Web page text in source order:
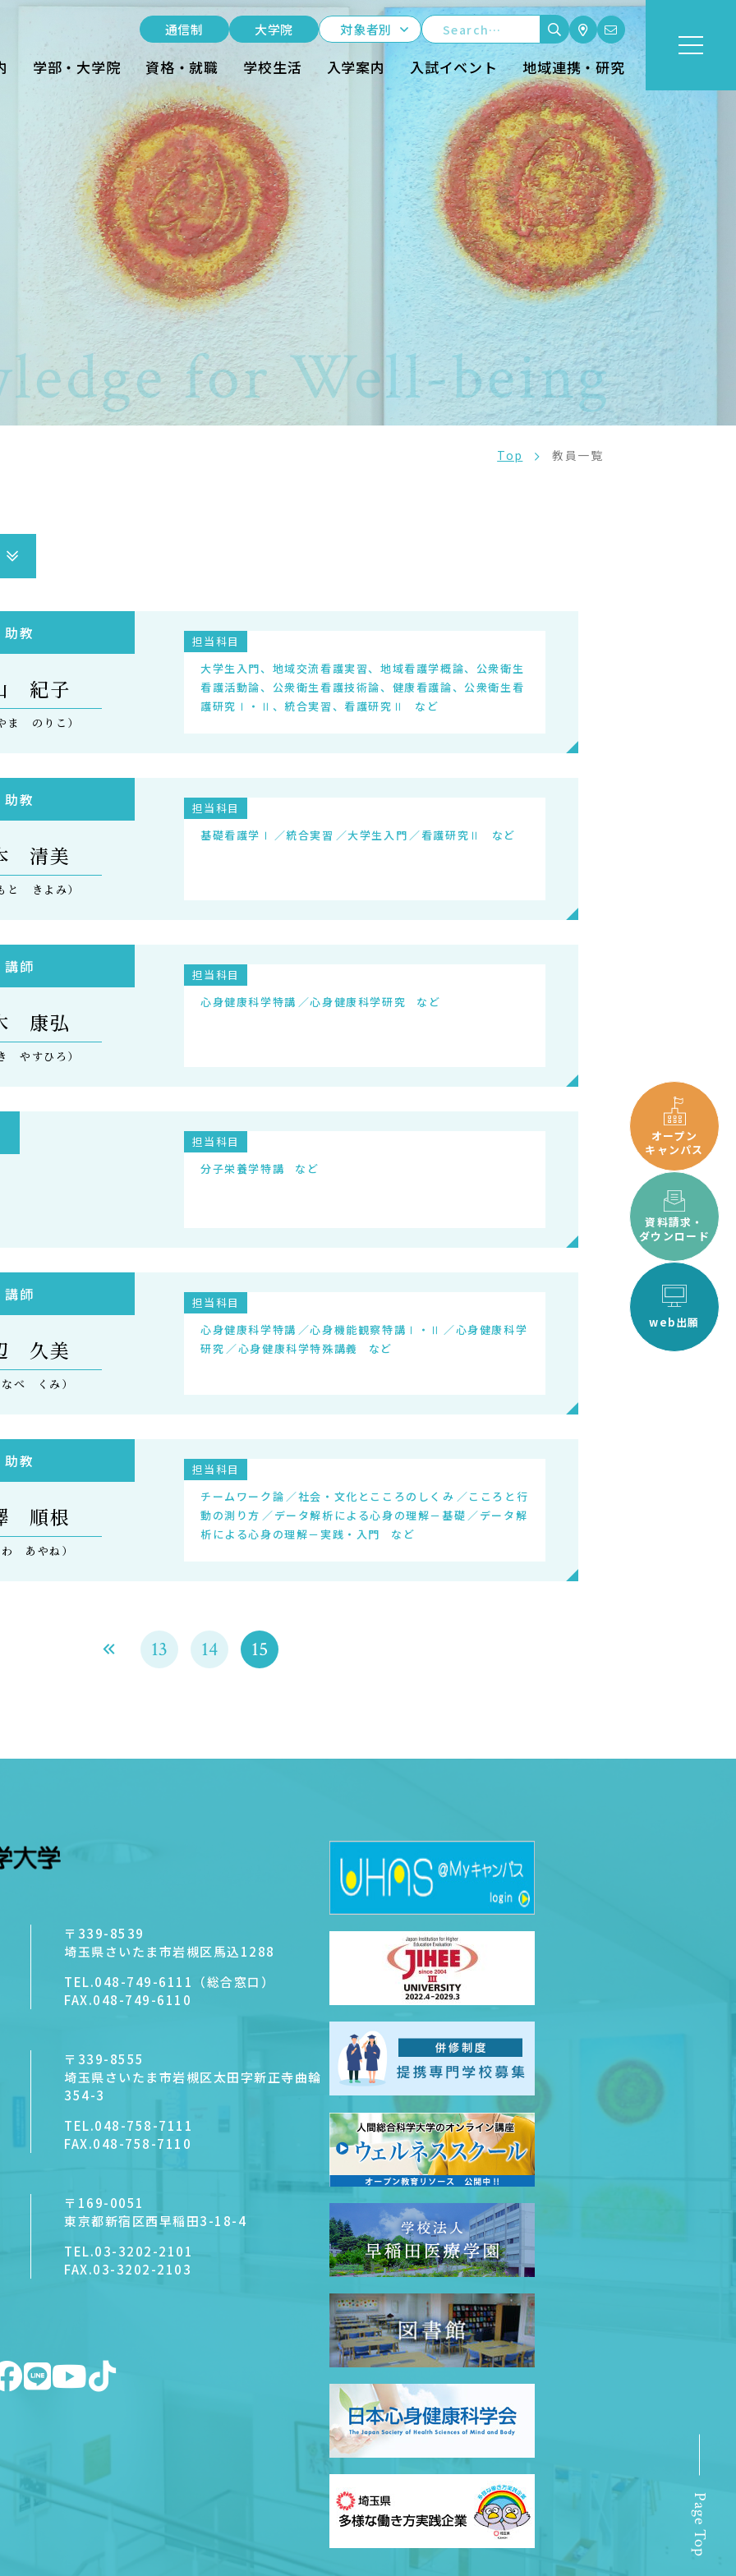
在学生の方
卒業生の方
大学院生の方・修了生の方
企業・病院の方
通信制
大学院
資料請求・ダウンロード
お問い合わせ
よくある質問
お知らせ
サイトポリシー
プライバシーポリシー
サイトマップ
教員等採用情報
UHASウォッチ
English
学部・大学院 資格・就職 学校生活 入学案内 入試イベント 地域連携・研究
通信制 大学院 対象者別
for Well-being
Top 教員一覧
助教
紀子
ま のりこ）
担当科目
大学生入門、地域交流看護実習、地域看護学概論、公衆衛生
看護活動論、公衆衛生看護技術論、健康看護論、公衆衛生看
護研究Ⅰ・Ⅱ、統合実習、看護研究Ⅱ
助教
清美
と きよみ）
担当科目
基礎看護学Ⅰ
統合実習 大学生入門 看護研究Ⅱ
講師
康弘
やすひろ）
担当科目
心身健康科学特講
心身健康科学研究
担当科目
分子栄養学特講
講師
久美
べ くみ）
担当科目
心身健康科学特講
心身機能観察特講Ⅰ・Ⅱ
心身健康科学
研究
心身健康科学特殊講義
助教
順根
あやね）
担当科目
チームワーク論
社会・文化とこころのしくみ
こころと行
動の測り方
データ解析による心身の理解－基礎
データ解
析による心身の理解－実践・入門
13 14 15
〒339-8539
埼玉県さいたま市岩槻区馬込1288
TEL.048-749-6111（総合窓口）
FAX.048-749-6110
〒339-8555
埼玉県さいたま市岩槻区太田字新正寺曲輪
354-3
TEL.048-758-7111
FAX.048-758-7110
〒169-0051
東京都新宿区西早稲田3-18-4
TEL.03-3202-2101
FAX.03-3202-2103
Page Top
オープン
キャンパス
資料請求・
ダウンロード
web出願